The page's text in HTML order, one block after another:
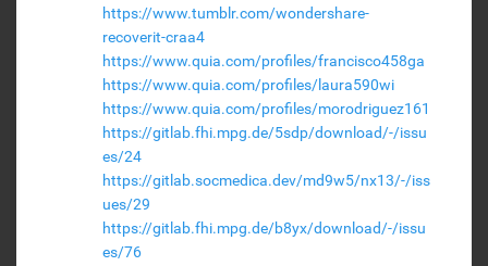
https://www.tumblr.com/wondershare-
recoverit-craa4
https://www.quia.com/profiles/francisco458ga
https://www.quia.com/profiles/laura590wi
https://www.quia.com/profiles/morodriguez161
https://gitlab.fhi.mpg.de/5sdp/download/-/issu
es/24
https://gitlab.socmedica.dev/md9w5/nx13/-/iss
ues/29
https://gitlab.fhi.mpg.de/b8yx/download/-/issu
es/76